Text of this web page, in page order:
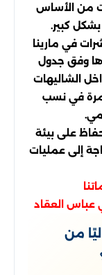
من الأساس
كبير.
في مارينا
وفق جدول
الشاليهات
في نسب
على بيئة
إلى عمليات
عباس العقاد
من